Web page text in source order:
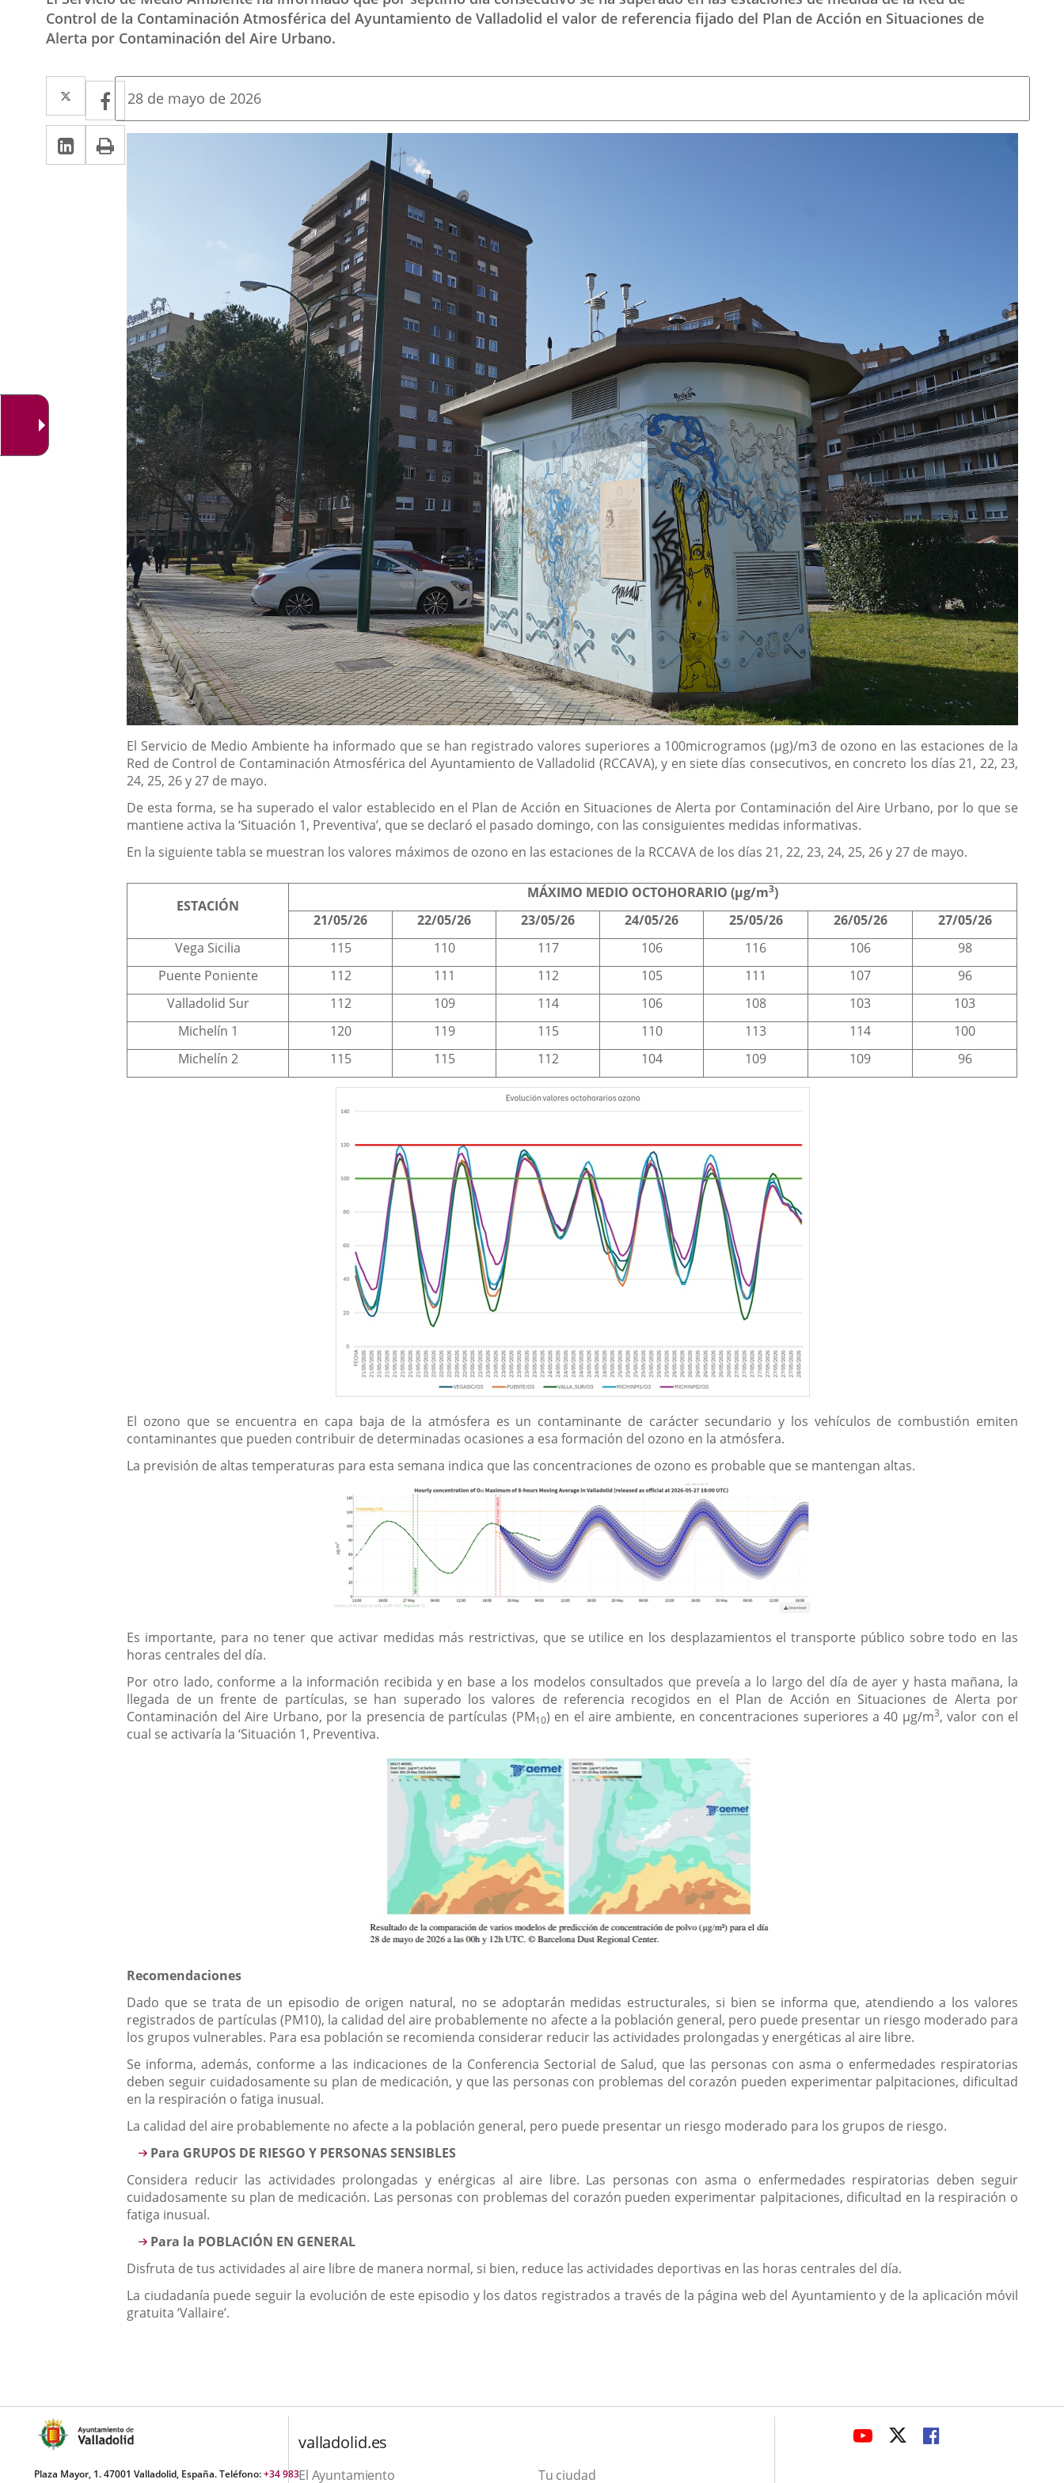
Control de la Contaminación Atmosférica del Ayuntamiento de Valladolid el valor de referencia fijado del Plan de Acción en Situaciones de
Alerta por Contaminación del Aire Urbano.
Twitter
Enlace
a
una
aplicación
Facebook
Enlace
a
una
LinkedIn
Enlace
a
Imprimir
Fecha
la
28 de mayo de 2026
Descripción
El Servicio de Medio Ambiente ha informado que se han registrado valores superiores a 100microgramos (µg)/m3 de ozono en las estaciones de la
Red de Control de Contaminación Atmosférica del Ayuntamiento de Valladolid (RCCAVA), y en siete días consecutivos, en concreto los días 21, 22, 23,
24, 25, 26 y 27 de mayo.
De esta forma, se ha superado el valor establecido en el Plan de Acción en Situaciones de Alerta por Contaminación del Aire Urbano, por lo que se
mantiene activa la ‘Situación 1, Preventiva’, que se declaró el pasado domingo, con las consiguientes medidas informativas.
En la siguiente tabla se muestran los valores máximos de ozono en las estaciones de la RCCAVA de los días 21, 22, 23, 24, 25, 26 y 27 de mayo.
ESTACIÓN
MÁXIMO MEDIO OCTOHORARIO (µg/m3)
21/05/26
22/05/26 23/05/26 24/05/26 25/05/26 26/05/26
27/05/26
Vega Sicilia
115 110 117 106 116 106
98
Puente Poniente
112 111 112 105 111 107
96
Valladolid Sur
112 109 114 106 108 103
103
Michelín 1
120 119 115 110 113 114
100
Michelín 2
115 115 112 104 109 109 96
El ozono que se encuentra en capa baja de la atmósfera es un contaminante de carácter secundario y los vehículos de combustión emiten
contaminantes que pueden contribuir de determinadas ocasiones a esa formación del ozono en la atmósfera.
La previsión de altas temperaturas para esta semana indica que las concentraciones de ozono es probable que se mantengan altas.
Es importante, para no tener que activar medidas más restrictivas, que se utilice en los desplazamientos el transporte público sobre todo en las
horas centrales del día.
Por otro lado, conforme a la información recibida y en base a los modelos consultados que preveía a lo largo del día de ayer y hasta mañana, la
llegada de un frente de partículas, se han superado los valores de referencia recogidos en el Plan de Acción en Situaciones de Alerta por
Contaminación del Aire Urbano, por la presencia de partículas (PM10) en el aire ambiente, en concentraciones superiores a 40 µg/m3, valor con el
cual se activaría la ‘Situación 1, Preventiva.
Recomendaciones
Dado que se trata de un episodio de origen natural, no se adoptarán medidas estructurales, si bien se informa que, atendiendo a los valores
registrados de partículas (PM10), la calidad del aire probablemente no afecte a la población general, pero puede presentar un riesgo moderado para
los grupos vulnerables. Para esa población se recomienda considerar reducir las actividades prolongadas y energéticas al aire libre.
Se informa, además, conforme a las indicaciones de la Conferencia Sectorial de Salud, que las personas con asma o enfermedades respiratorias
deben seguir cuidadosamente su plan de medicación, y que las personas con problemas del corazón pueden experimentar palpitaciones, dificultad
en la respiración o fatiga inusual.
La calidad del aire probablemente no afecte a la población general, pero puede presentar un riesgo moderado para los grupos de riesgo.
Para GRUPOS DE RIESGO Y PERSONAS SENSIBLES
Considera reducir las actividades prolongadas y enérgicas al aire libre. Las personas con asma o enfermedades respiratorias deben seguir
cuidadosamente su plan de medicación. Las personas con problemas del corazón pueden experimentar palpitaciones, dificultad en la respiración o
fatiga inusual.
Para la POBLACIÓN EN GENERAL
Disfruta de tus actividades al aire libre de manera normal, si bien, reduce las actividades deportivas en las horas centrales del día.
La ciudadanía puede seguir la evolución de este episodio y los datos registrados a través de la página web del Ayuntamiento y de la aplicación móvil
gratuita ‘Vallaire’.
Plaza Mayor, 1. 47001 Valladolid, España. Teléfono:+34 983
valladolid.es
El Ayuntamiento Tu ciudad
ENLACEENLACEENLACE